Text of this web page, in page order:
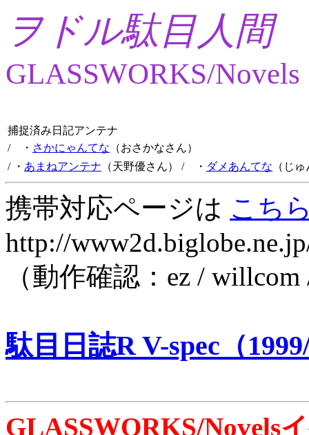
ヲドル駄目人間
GLASSWORKS/Novels
捕捉済み日記アンテナ
/ ・ さかにゃんてな （おさかなさん）
/ ・ あまねアンテナ （天野優さん） / ・ ダメあんてな （じ
携帯対応ページは こち
http://
（動作確認：ez /
駄目日誌R V-spec（
GLASSWORKS/Novels